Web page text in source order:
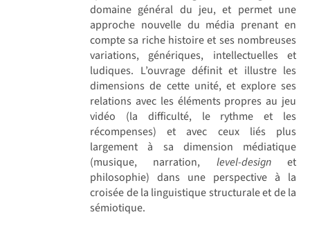
domaine général du jeu, et permet une
approche nouvelle du média prenant en
compte sa riche histoire et ses nombreuses
variations, génériques, intellectuelles et
ludiques. L’ouvrage définit et illustre les
dimensions de cette unité, et explore ses
relations avec les éléments propres au jeu
vidéo (la difficulté, le rythme et les
récompenses) et avec ceux liés plus
largement à sa dimension médiatique
(musique, narration, level-designet
philosophie) dans une perspective à la
croisée de la linguistique structurale et de la
sémiotique.